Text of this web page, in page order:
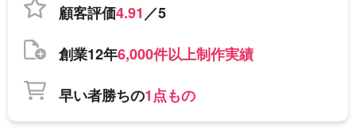
顧客評価4.91／5
創業12年6,000件以上制作実績
早い者勝ちの1点もの